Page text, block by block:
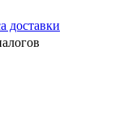
доставки